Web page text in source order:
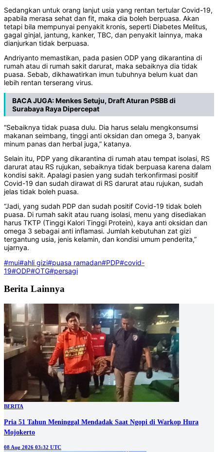
Sedangkan untuk orang lanjut usia yang rentan tertular Covid-19,
apabila merasa sehat dan fit, maka dia boleh berpuasa. Akan
tetapi bila mempunyai penyakit kronis, seperti Diabetes Melitus,
gagal ginjal, jantung, kanker, TBC, dan penyakit lainnya, maka
dianjurkan tidak berpuasa.
Andriyanto memastikan, pada pasien ODP yang dikarantina di
rumah atau di rumah sakit darurat, maka sebaiknya dia tidak
puasa. Sebab, dikhawatirkan imun tubuhnya belum kuat dan
lebih rentan terserang virus.
BACA JUGA:Menkes Setuju, Draft Aturan PSBB di
Surabaya Raya Dipercepat
“Sebaiknya tidak puasa dulu. Dia harus selalu mengkonsumsi
makanan seimbang, tinggi anti oksidan dan omega 3, banyak
minum panas dan herbal juga,” katanya.
Selain itu, PDP yang dikarantina di rumah atau tempat isolasi, RS
darurat atau RS rujukan, sebaiknya tidak berpuasa karena dalam
kondisi sakit. Apalagi pasien yang sudah terkonfirmasi positif
Covid-19 dan sudah dirawat di RS darurat atau rujukan, sudah
jelas tidak boleh puasa.
“Jadi, yang sudah PDP dan sudah positif Covid-19 tidak boleh
puasa. Di rumah sakit atau ruang isolasi, menu yang disediakan
harus TKTP (Tinggi Kalori Tinggi Protein), kaya anti oksidan dan
omega 3 sebagai anti inflamasi. Jumlah kebutuhan zat gizi
tergantung usia, jenis kelamin, dan kondisi umum penderita,”
ujarnya.
#mui#ahli gizi#puasa ramadan#PDP#covid-
19#ODP#OTG#persagi
Berita Lainnya
BERITA
Pria 51 Tahun Meninggal Mendadak Saat Ngopi di Warkop Hura
Mojokerto
08 Aug 2026 03:32 UTC